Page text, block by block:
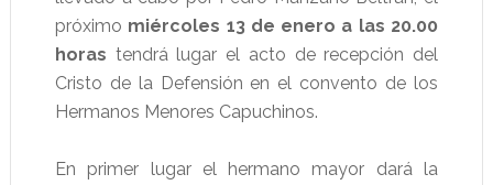
próximo miércoles 13 de enero a las 20.00
horas tendrá lugar el acto de recepción del
Cristo de la Defensión en el convento de los
Hermanos Menores Capuchinos.
En primer lugar el hermano mayor dará la